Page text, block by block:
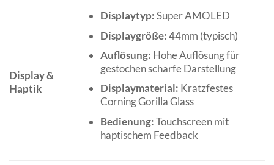
Display &
Haptik
Displaytyp:Super AMOLED
Displaygröße:44mm (typisch)
Auflösung: Hohe Auflösung für
gestochen scharfe Darstellung
Displaymaterial: Kratzfestes
Corning Gorilla Glass
Bedienung:Touchscreen mit
haptischem Feedback